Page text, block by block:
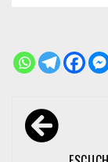
Navegación
de